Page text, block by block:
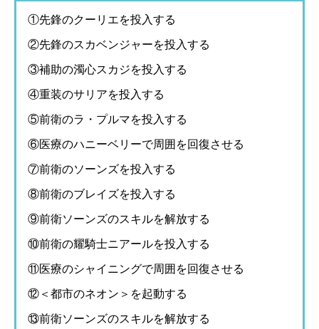
①先鋒のクーリエを投入する
②先鋒のスカベンジャーを投入する
③補助の濁心スカジを投入する
④重装のサリアを投入する
⑤前衛のラ・プルマを投入する
⑥医療のハニーベリーで周囲を回復させる
⑦前衛のソーンズを投入する
⑧前衛のブレイズを投入する
⑨前衛ソーンズのスキルを解放する
⑩前衛の耀騎士ニアールを投入する
⑪医療のシャイニングで周囲を回復させる
⑫＜都市のネオン＞を起動する
⑬前衛ソーンズのスキルを解放する